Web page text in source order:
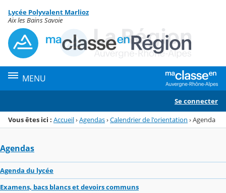
Menu de la rubrique
Contenu
Lycée Polyvalent Marlioz
Aix les Bains Savoie
MENU
Se connecter
Vous êtes ici : Accueil›Agendas›Calendrier de l'orientation ›Agenda
Agendas
Agenda du lycée
Examens, bacs blancs et devoirs communs